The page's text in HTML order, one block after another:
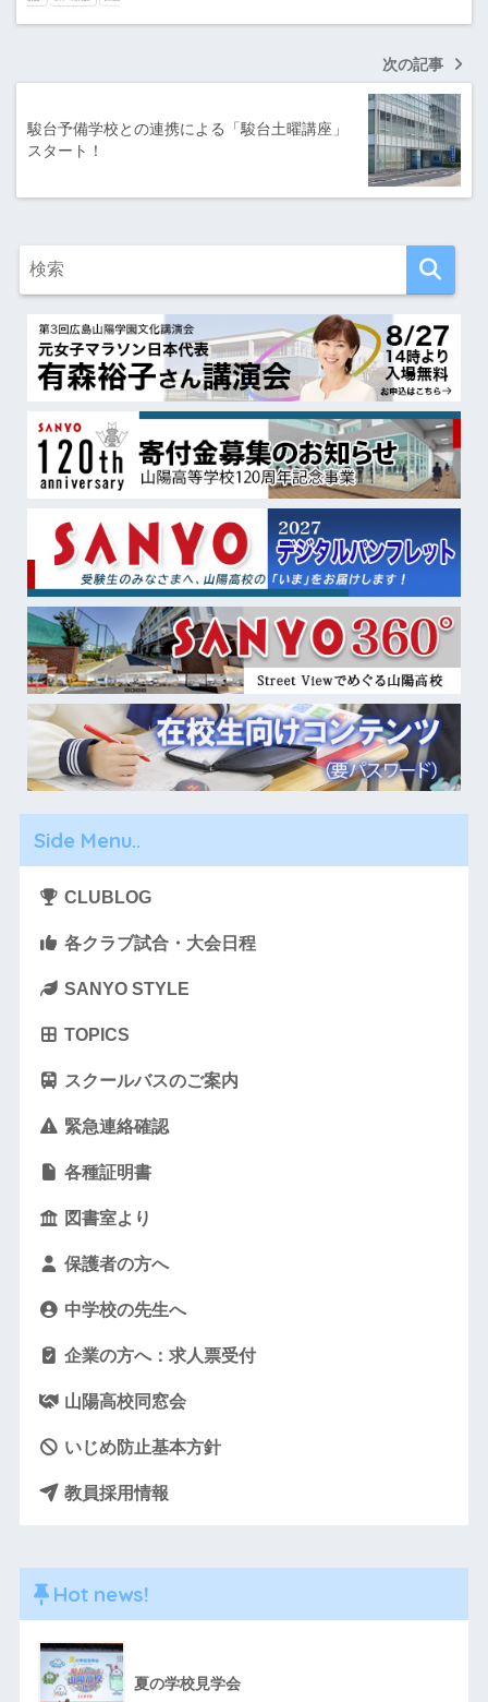
次の記事
駿台予備学校との連携による「駿台土曜講座」
スタート！
Side Menu..
CLUBLOG
各クラブ試合・大会日程
SANYO STYLE
TOPICS
スクールバスのご案内
緊急連絡確認
各種証明書
図書室より
保護者の方へ
中学校の先生へ
企業の方へ：求人票受付
山陽高校同窓会
いじめ防止基本方針
教員採用情報
Hot news!
夏の学校見学会